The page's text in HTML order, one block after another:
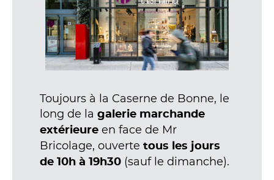
Toujours à la Caserne de Bonne, le
long de la galerie marchande
extérieure en face de Mr
Bricolage, ouverte tous les jours
de 10h à 19h30 (sauf le dimanche).